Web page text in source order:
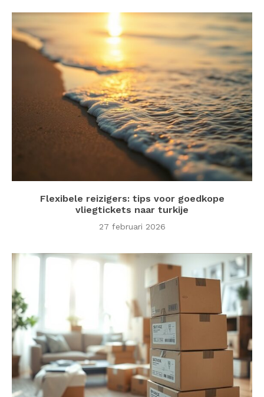
Flexibele reizigers: tips voor goedkope
vliegtickets naar turkije
27 februari 2026